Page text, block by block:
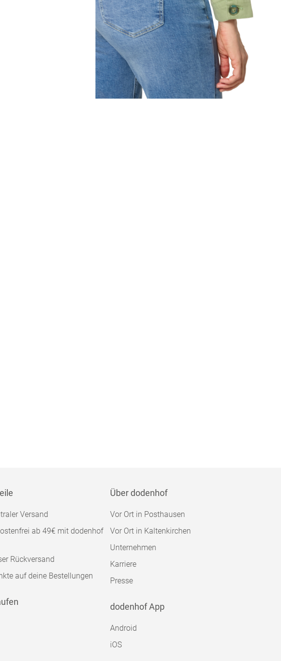
Versand
ab 49€ mit dodenhof
Rückversand
auf deine Bestellungen
Über dodenhof
Vor Ort in Posthausen
Vor Ort in Kaltenkirchen
Unternehmen
Karriere
Presse
dodenhof App
Android
iOS